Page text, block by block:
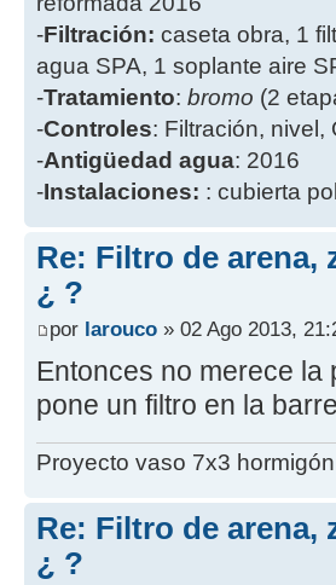
-Filtración: caseta obra, 1
agua SPA, 1 soplante aire
-Tratamiento: bromo (2
-Controles: Filtración,
-Antigüedad agua: 2016
-Instalaciones: : cubierta
Re: Filtro de arena,
¿ ?
por larouco » 02 Ago 2013,
Entonces no merece
pone un filtro en la
Proyecto vaso 7x3
Re: Filtro de arena,
¿ ?